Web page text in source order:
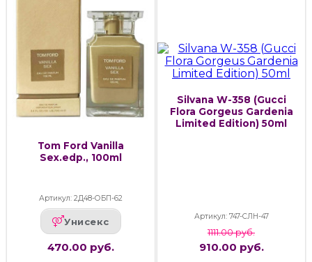
Tom Ford Vanilla
Sex.edp., 100ml
Артикул: 2Д48-ОБП-62
Унисекс
470.00 руб.
Silvana W-358 (Gucci
Flora Gorgeus Gardenia
Limited Edition) 50ml
Артикул: 747-СЛН-47
1111.00 руб.
910.00 руб.